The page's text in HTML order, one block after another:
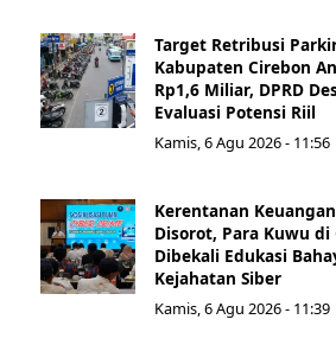
Target Retribusi
Kabupaten Cirebon
Rp1,6 Miliar, DPRD
Evaluasi Potensi Riil
Kamis, 6 Agu 2026 - 11:56
Kerentanan
Disorot, Para Kuwu di
Dibekali Edukasi
Kejahatan Siber
Kamis, 6 Agu 2026 - 11:39